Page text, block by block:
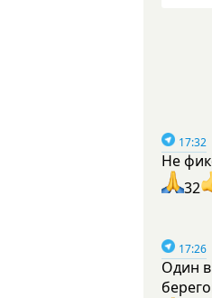
17:32
Не
32
17:26
Один